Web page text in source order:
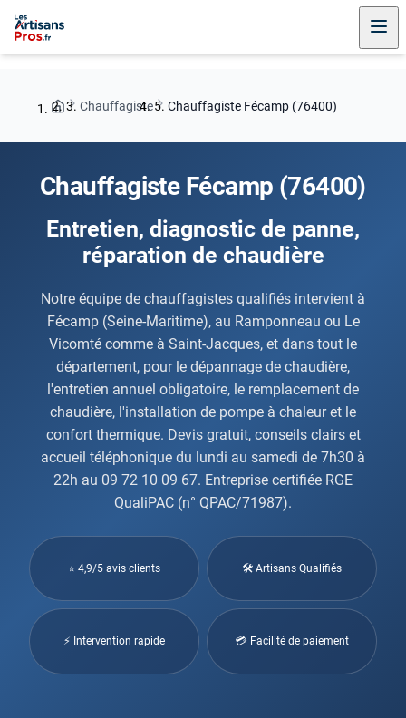
Chauffagiste Chauffagiste Fécamp (76400)
Chauffagiste Fécamp (76400)
Entretien, diagnostic de panne,
réparation de chaudière
Notre équipe de chauffagistes qualifiés intervient à
Fécamp (Seine-Maritime), au Ramponneau ou Le
Vicomté comme à Saint-Jacques, et dans tout le
département, pour le dépannage de chaudière,
l'entretien annuel obligatoire, le remplacement de
chaudière, l'installation de pompe à chaleur et le
confort thermique. Devis gratuit, conseils clairs et
accueil téléphonique du lundi au samedi de 7h30 à
22h au 09 72 10 09 67. Entreprise certifiée RGE
QualiPAC (n° QPAC/71987).
⭐ 4,9/5 avis clients 🛠 Artisans Qualifiés
⚡ Intervention rapide 💳 Facilité de paiement